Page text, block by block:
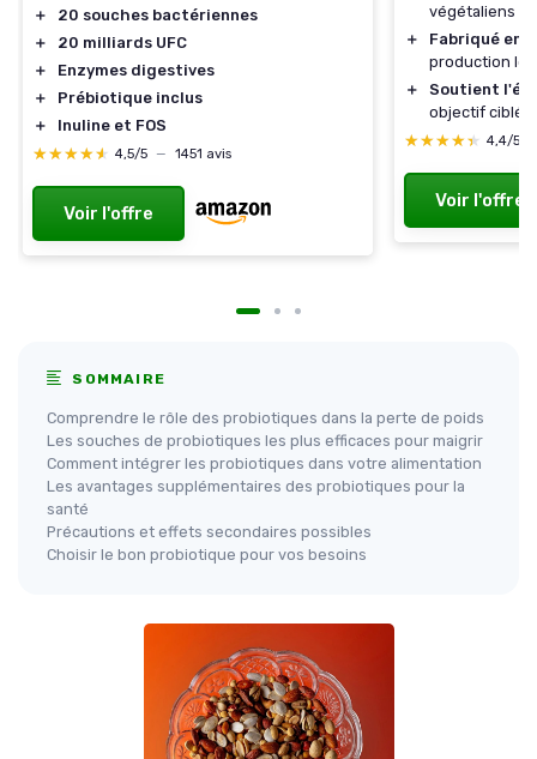
＋
20 souches bactériennes
＋
20 milliards UFC
＋
Enzymes digestives
＋
Prébiotique inclus
＋
Inuline et FOS
★★★★★
★★★★★ 4,5/5 — 1451 avis
Voir l'offre
végétaliens
＋
Fabriqué en
production
＋
Soutient
objectif ciblé
★★★★★
★★★★★ 4,4/5
Voir l'offre
SOMMAIRE
Comprendre le rôle des probiotiques dans la perte de poids
Les souches de probiotiques les plus efficaces pour maigrir
Comment intégrer les probiotiques dans votre alimentation
Les avantages supplémentaires des probiotiques pour la
santé
Précautions et effets secondaires possibles
Choisir le bon probiotique pour vos besoins